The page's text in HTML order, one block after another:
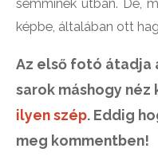
semminek útban. De,
képbe, általában ott
Az első fotó átadja
sarok máshogy néz
ilyen szép. Eddig
meg kommentben!